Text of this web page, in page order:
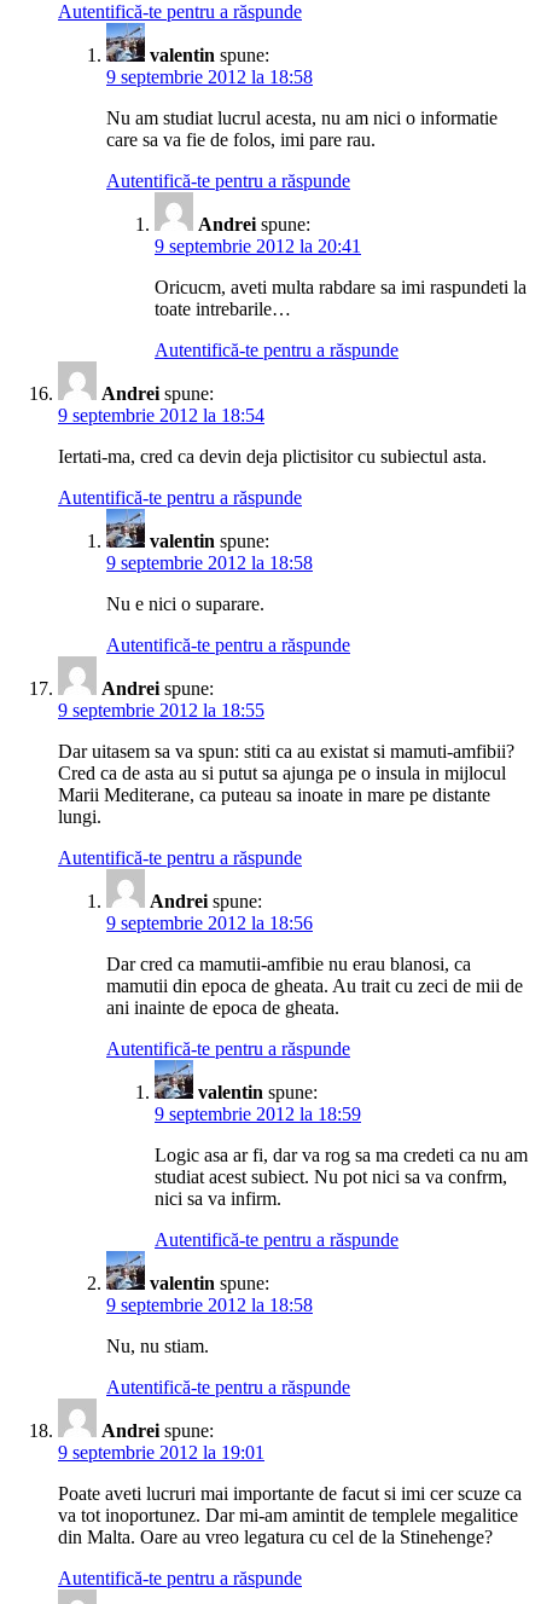
Autentifică-te pentru a răspunde
valentin spune:
9 septembrie 2012 la 18:58
Nu am studiat lucrul acesta, nu am nici o informatie
care sa va fie de folos, imi pare rau.
Autentifică-te pentru a răspunde
Andrei spune:
9 septembrie 2012 la 20:41
Oricucm, aveti multa rabdare sa imi raspundeti la
toate intrebarile…
Autentifică-te pentru a răspunde
Andrei spune:
9 septembrie 2012 la 18:54
Iertati-ma, cred ca devin deja plictisitor cu subiectul asta.
Autentifică-te pentru a răspunde
valentin spune:
9 septembrie 2012 la 18:58
Nu e nici o suparare.
Autentifică-te pentru a răspunde
Andrei spune:
9 septembrie 2012 la 18:55
Dar uitasem sa va spun: stiti ca au existat si mamuti-amfibii?
Cred ca de asta au si putut sa ajunga pe o insula in mijlocul
Marii Mediterane, ca puteau sa inoate in mare pe distante
lungi.
Autentifică-te pentru a răspunde
Andrei spune:
9 septembrie 2012 la 18:56
Dar cred ca mamutii-amfibie nu erau blanosi, ca
mamutii din epoca de gheata. Au trait cu zeci de mii de
ani inainte de epoca de gheata.
Autentifică-te pentru a răspunde
valentin spune:
9 septembrie 2012 la 18:59
Logic asa ar fi, dar va rog sa ma credeti ca nu am
studiat acest subiect. Nu pot nici sa va confrm,
nici sa va infirm.
Autentifică-te pentru a răspunde
valentin spune:
9 septembrie 2012 la 18:58
Nu, nu stiam.
Autentifică-te pentru a răspunde
Andrei spune:
9 septembrie 2012 la 19:01
Poate aveti lucruri mai importante de facut si imi cer scuze ca
va tot inoportunez. Dar mi-am amintit de templele megalitice
din Malta. Oare au vreo legatura cu cel de la Stinehenge?
Autentifică-te pentru a răspunde